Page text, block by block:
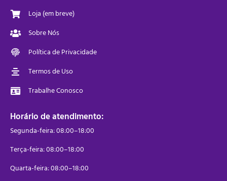
Loja (em breve)
Sobre Nós
Política de Privacidade
Termos de Uso
Trabalhe Conosco
Horário de atendimento:
Segunda-feira: 08:00–18:00
Terça-feira: 08:00–18:00
Quarta-feira: 08:00–18:00